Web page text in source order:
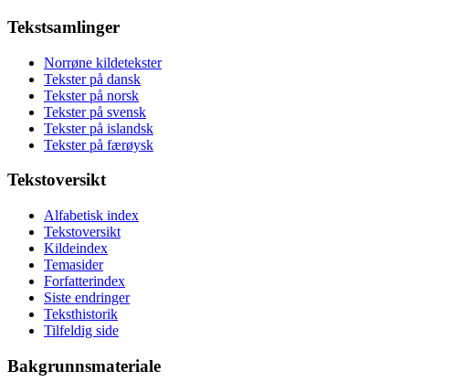
Tekstsamlinger
Norrøne kildetekster
Tekster på dansk
Tekster på norsk
Tekster på svensk
Tekster på islandsk
Tekster på færøysk
Tekstoversikt
Alfabetisk index
Tekstoversikt
Kildeindex
Temasider
Forfatterindex
Siste endringer
Teksthistorik
Tilfeldig side
Bakgrunnsmateriale